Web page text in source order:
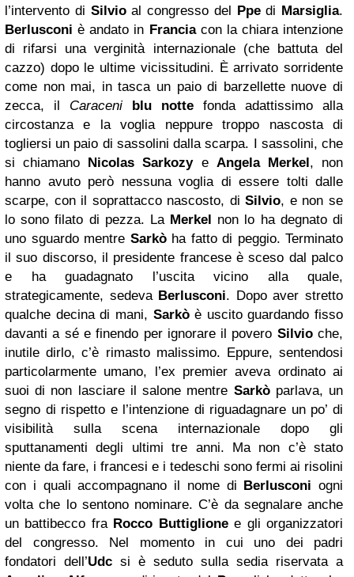
l’intervento di Silvioal congresso del Ppedi Marsiglia.
Berlusconiè andato in Francia con la chiara intenzione
di rifarsi una verginità internazionale (che battuta del
cazzo) dopo le ultime vicissitudini. È arrivato sorridente
come non mai, in tasca un paio di barzellette nuove di
zecca, il Caraceni blu notte fonda adattissimo alla
circostanza e la voglia neppure troppo nascosta di
togliersi un paio di sassolini dalla scarpa. I sassolini, che
si chiamano Nicolas Sarkozy e Angela Merkel, non
hanno avuto però nessuna voglia di essere tolti dalle
scarpe, con il soprattacco nascosto, diSilvio, e non se
lo sono filato di pezza. La Merkel non lo ha degnato di
uno sguardo mentre Sarkò ha fatto di peggio. Terminato
il suo discorso, il presidente francese è sceso dal palco
e ha guadagnato l’uscita vicino alla quale,
strategicamente, sedeva Berlusconi. Dopo aver stretto
qualche decina di mani, Sarkòè uscito guardando fisso
davanti a sé e finendo per ignorare il povero Silvioche,
inutile dirlo, c’è rimasto malissimo. Eppure, sentendosi
particolarmente umano, l’ex premier aveva ordinato ai
suoi di non lasciare il salone mentre Sarkò parlava, un
segno di rispetto e l’intenzione di riguadagnare un po’ di
visibilità sulla scena internazionale dopo gli
sputtanamenti degli ultimi tre anni. Ma non c’è stato
niente da fare, i francesi e i tedeschi sono fermi ai risolini
con i quali accompagnano il nome di Berlusconi ogni
volta che lo sentono nominare. C’è da segnalare anche
un battibecco fra Rocco Buttiglionee gli organizzatori
del congresso. Nel momento in cui uno dei padri
fondatori dell’Udc si è seduto sulla sedia riservata a